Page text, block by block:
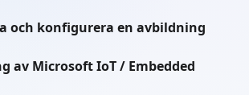
och konfigurera en avbildning
av Microsoft IoT / Embedded